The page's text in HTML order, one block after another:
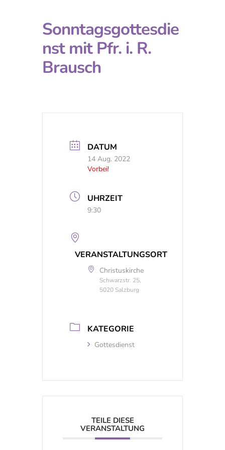
Sonntagsgottesdie
nst mit Pfr. i. R.
Brausch
DATUM
14 Aug. 2022
Vorbei!
UHRZEIT
9:30
VERANSTALTUNGSORT
Christuskirche
Schwarzstr. 25,
5020 Salzburg
KATEGORIE
Gottesdienst
TEILE DIESE
VERANSTALTUNG